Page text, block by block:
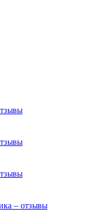
– отзывы